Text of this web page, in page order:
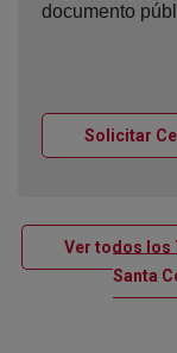
documento
Solicitar
Ver todos los
Santa